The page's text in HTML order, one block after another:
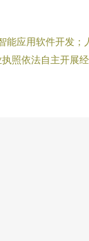
应用软件开发
照依法自主开展经